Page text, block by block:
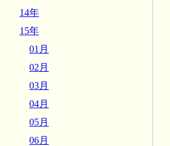
14年
15年
01月
02月
03月
04月
05月
06月